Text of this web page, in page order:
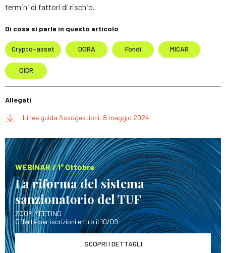
termini di fattori di rischio.
Di cosa si parla in questo articolo
Crypto-asset DORA Fondi MICAR
OICR
Allegati
Linee guida Assogestioni, 8 maggio 2024
WEBINAR / 1° Ottobre
La riforma del sistema
sanzionatorio del TUF
ZOOM MEETING
Offerte per iscrizioni entro il 10/09
SCOPRI I DETTAGLI